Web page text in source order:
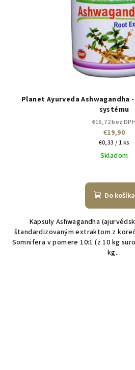
Planet Ayurveda Ashwagandha
systému
€16,72 bez DPH
€19,90
Jednotková
cena:
€0,33 / 1 ks
Skladom
Do košíka
Kapsuly Ashwagandha
štandardizovaným extraktom z
Somnifera v pomere 10:1 (z 10 kg
kg...